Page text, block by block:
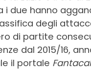
i due hanno
degli
di partite
dal 2015/16,
il portale